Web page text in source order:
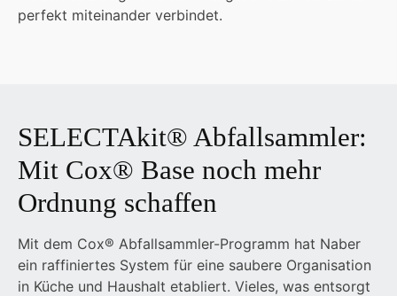
perfekt miteinander verbindet.
SELECTAkit® Abfallsammler:
Mit Cox® Base noch mehr
Ordnung schaffen
Mit dem Cox® Abfallsammler-Programm hat Naber
ein raffiniertes System für eine saubere Organisation
in Küche und Haushalt etabliert. Vieles, was entsorgt